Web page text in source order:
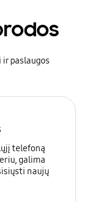
paslaugos
telefoną
galima
naujų